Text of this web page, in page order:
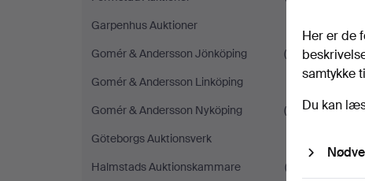
Garpenhus Auktioner
Gomér & Andersson Jönköping
(4)
Gomér & Andersson Linköping
Gomér & Andersson Nyköping
(4)
Göteborgs Auktionsverk
Halmstads Auktionskammare
(3)
Her er de
samtykke
Du kan